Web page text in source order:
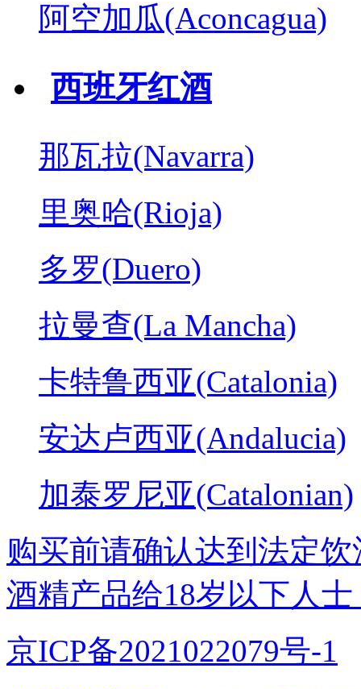
阿空加瓜(Aconcagua)
西班牙红酒
那瓦拉(Navarra)
里奥哈(Rioja)
多罗(Duero)
拉曼查(La Mancha)
卡特鲁西亚(Catalonia)
安达卢西亚(Andalucia)
加泰罗尼亚(Catalonian)
购买前请确认达到法定
酒精产品给18岁以下人士
京ICP备2021022079号-1